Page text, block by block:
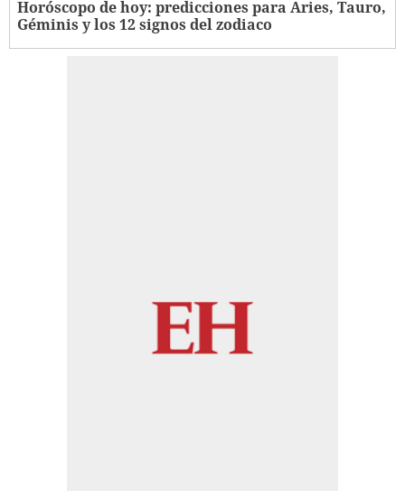
Horóscopo de hoy: predicciones para Aries, Tauro,
Géminis y los 12 signos del zodiaco